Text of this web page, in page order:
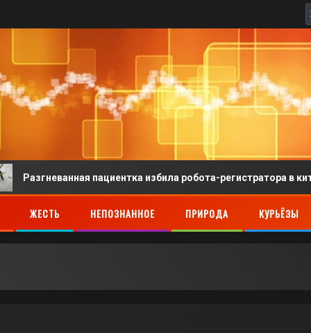
пациентка избила робота-регистратора в китайской
ЖЕСТЬ НЕПОЗНАННОЕ ПРИРОДА КУРЬЁЗЫ